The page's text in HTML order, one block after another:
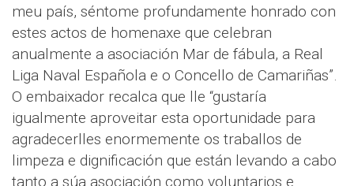
meu país, séntome profundamente honrado con
estes actos de homenaxe que celebran
anualmente a asociación Mar de fábula, a Real
Liga Naval Española e o Concello de Camariñas”.
O embaixador recalca que lle “gustaría
igualmente aproveitar esta oportunidade para
agradecerlles enormemente os traballos de
limpeza e dignificación que están levando a cabo
tanto a súa asociación como voluntarios e